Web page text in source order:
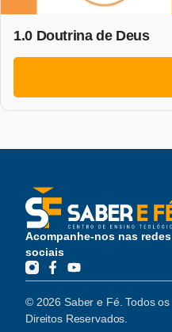
1.0 Doutrina de Deus
Acompanhe-nos nas redes
sociais
© 2026 Saber e Fé. Todos os
Direitos Reservados.